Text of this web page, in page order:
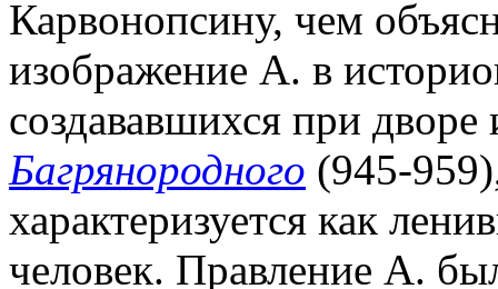
Карвонопсину, чем
изображение А. в
создававшихся при
Багрянородного (945-
характеризуется как
человек. Правление А.